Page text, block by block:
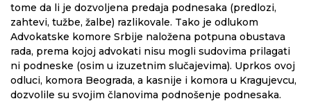
tome da li je dozvoljena predaja podnesaka (predlozi,
zahtevi, tužbe, žalbe) razlikovale. Tako je odlukom
Advokatske komore Srbije naložena potpuna obustava
rada, prema kojoj advokati nisu mogli sudovima prilagati
ni podneske (osim u izuzetnim slučajevima). Uprkos ovoj
odluci, komora Beograda, a kasnije i komora u Kragujevcu,
dozvolile su svojim članovima podnošenje podnesaka.